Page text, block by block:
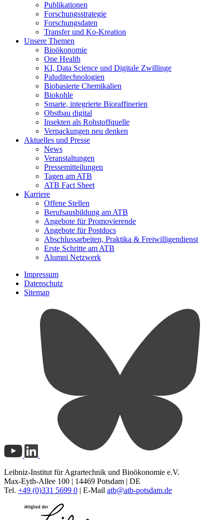
Publikationen
Forschungsstrategie
Forschungsdaten
Transfer und Ko-Kreation
Unsere Themen
Bioökonomie
One Health
KI, Data Science und Digitale Zwillinge
Paluditechnologien
Biobasierte Chemikalien
Biokohle
Smarte, integrierte Bioraffinerien
Obstbau digital
Insekten als Rohstoffquelle
Verpackungen neu denken
Aktuelles und Presse
News
Veranstaltungen
Pressemitteilungen
Tagen am ATB
ATB Fact Sheet
Karriere
Offene Stellen
Berufsausbildung am ATB
Angebote für Promovierende
Angebote für Postdocs
Abschlussarbeiten, Praktika & Freiwilligendienst
Erste Schritte am ATB
Alumni Netzwerk
Impressum
Datenschutz
Sitemap
Leibniz-Institut für Agrartechnik und Bioökonomie e.V.
Max-Eyth-Allee 100 | 14469 Potsdam | DE
Tel. +49 (0)331 5699 0 | E-Mail atb@atb-potsdam.de